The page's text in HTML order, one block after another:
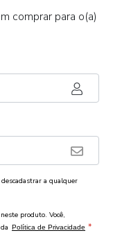
comprar para o(a)
a qualquer
produto. Você,
Política de Privacidade *